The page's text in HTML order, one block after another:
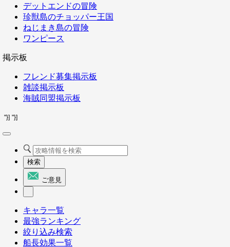
デットエンドの冒険
珍獣島のチョッパー王国
ねじまき島の冒険
ワンピース
掲示板
フレンド募集掲示板
雑談掲示板
海賊同盟掲示板
"}] "}]
検索
ご意見
キャラ一覧
最強ランキング
絞り込み検索
船長効果一覧